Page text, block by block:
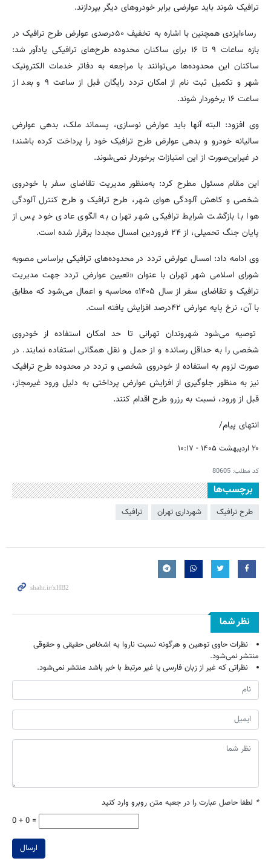
ترافیک شوند باید عوارضی برابر خودروهای دیگر بپردازند.
رساءایزدی همچنین با اشاره به تخفیف ۵۰درصدی عوارض طرح ترافیک در
بازه ساعات ۹ تا ۱۶ برای ساکنان محدوده طرح‌های ترافیکی یادآور شد:
ساکنان این محدوده‌ها می‌توانند با مراجعه به دفاتر خدمات الکترونیک
شهر و تکمیل ثبت نام از امکان تردد رایگان قبل از ساعت ۹ و بعد از
ساعت ۱۶ برخوردار شوند.
وی افزود: البته آنها باید عوارض نوسازی، پسماند ملک، بدهی عوارض
سالیانه خودرو و بدهی عوارض طرح ترافیک خود را پرداخت کرده باشند؛
در غیراین‌صورت از این امتیازات برخوردار نمی‌شوند.
این مقام مسئول مطرح کرد: به‌منظور مدیریت تقاضای سفر با خودروی
شخصی و کاهش آلودگی هوای شهر، طرح ترافیک و طرح کنترل آلودگی
هوا با بازگشت شرایط ترافیکی شهر تهران به الگوی عادی خود پس از
پایان جنگ تحمیلی، از ۲۴ فروردین امسال مجددا برقرار شده است.
وی ادامه داد: امسال عوارض تردد در محدوده‌های ترافیکی براساس مصوبه
شورای اسلامی شهر تهران با عنوان «تعیین عوارض تردد جهت مدیریت
ترافیک و تقاضای سفر از سال ۱۴۰۵» ‌محاسبه و اعمال می‌شود که مطابق
با آن، نرخ پایه عوارض ۴۲درصد افزایش یافته است.
توصیه می‌شود شهروندان تهرانی تا حد امکان استفاده از خودروی
شخصی را به حداقل رسانده و از حمل و نقل همگانی استفاده نمایند. در
صورت لزوم به استفاده از خودروی شخصی و تردد در محدوده طرح ترافیک
نیز به منظور جلوگیری از افزایش عوارض پرداختی به دلیل ورود غیرمجاز،
قبل از ورود، نسبت به رزرو طرح اقدام کنند.
انتهای پیام/
۲۰ اردیبهشت ۱۴۰۵ - ۱۰:۱۷
کد مطلب: 80605
برچسب‌ها
طرح ترافیک شهرداری تهران ترافیک
نظر شما
نظرات حاوی توهین و هرگونه نسبت ناروا به اشخاص حقیقی و حقوقی
منتشر نمی‌شود.
نظراتی که غیر از زبان فارسی یا غیر مرتبط با خبر باشد منتشر نمی‌شود.
* لطفا حاصل عبارت را در جعبه متن روبرو وارد کنید
0 + 0 =
ارسال